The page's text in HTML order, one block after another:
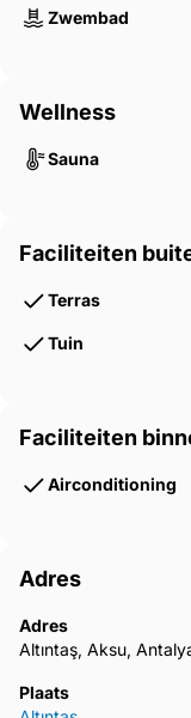
Zwembad
Wellness
Sauna
Faciliteiten
Terras
Tuin
Faciliteiten
Airconditioning
Adres
Adres
Altıntaş, Aksu,
Plaats